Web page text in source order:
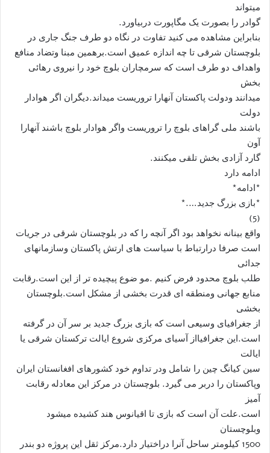
میتواند
گوادر را بصورت یک مگاپورت دربیاورد.
بنابراین مشاهده می کنید تفاوت در نگاه دو طرف جنگ جاری در
بلوچستان شرقی تا چه اندازه عمیق است.برهمین مبنا وتضاد منافع
واهداف دو طرف است که سرمچاران بلوچ خود را نیروی رهائی
بخش
میدانند ودولت پاکستان آنهارا تروریست میداند.دیگران اگر هوادار
دولت
باشند ملی گراهای بلوچ را تروریست واگر هوادار بلوچ باشند آنهارا
آون
گارد آزادی بخش تلقی میکنند.
ادامه دارد
*ادامه*
*بازی بزرگ جدید….*
(5)
واقع بینانه نخواهد بود اگر آنچه را که در بلوچستان شرقی در جریات
است صرفا درارتباط با سیاست های ارتش پاکستان وسازمانهای
جدائی
طلب بلوچ محدود فرض کنیم .مو ضوع پیچیده تر از این است.رقابت
منابع جهانی ومنطقه ای قدرت بخشی از مشکل است.بلوچستان
بخشی
از جغرافیای وسیعی است که بازی بزرگ جدید بر سر آن در گرفته
است.این جغرافیااز آسیای مرکزی شروع ایالت ترکستان شرقی یا
ایالت
سین کیانگ چین را شامل ودر تداوم خود کشورهای افغانستان ایران
وپاکستان را دربر می گیرد. بلوچستان در مرکز این معادله رقابت
آمیز
است.علت آن است که بازی تا اقیانوس هند کشیده میشود
وبلوچستان
1500 کیلومتر ساحل آنرا دراختیار دارد.مرکز ثقل این پروژه دو بندر